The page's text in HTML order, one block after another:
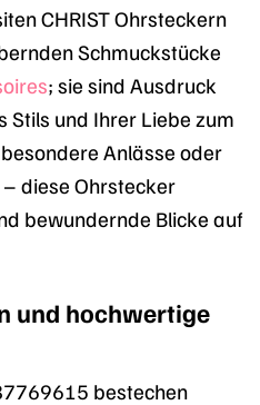
CHRIST Ohrsteckern
Schmuckstücke
; sie sind Ausdruck
Stils und Ihrer Liebe zum
Anlässe oder
diese Ohrstecker
bewundernde Blicke auf
und hochwertige
bestechen